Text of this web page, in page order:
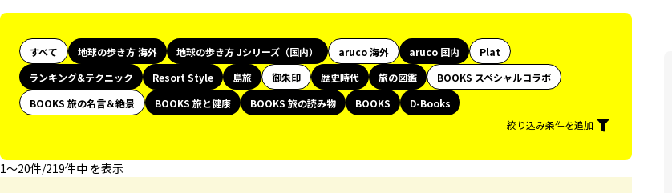
すべて 地球の歩き方 海外 地球の歩き方 Jシリーズ（国内） aruco 海外 aruco 国内
Plat
ランキング&テクニック
Resort Style 島旅 御朱印 歴史時代 旅の図鑑
BOOKS スペシャルコラボ
BOOKS 旅の名言＆絶景
BOOKS 旅と健康 BOOKS 旅の読み物 BOOKS
D-Books
絞り込み条件を追加
1〜20件/219件中 を表示